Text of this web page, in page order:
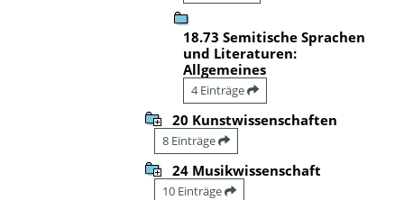
18.73 Semitische Sprachen
und Literaturen:
Allgemeines
4 Einträge
20 Kunstwissenschaften
8 Einträge
24 Musikwissenschaft
10 Einträge